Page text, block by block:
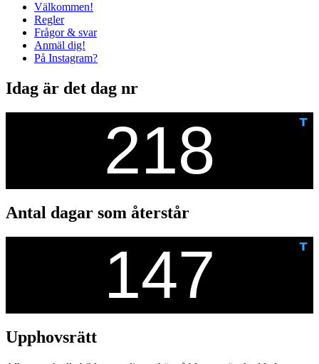
Välkommen!
Regler
Frågor & svar
Anmäl dig!
På Instagram?
Idag är det dag nr
Antal dagar som återstår
Upphovsrätt